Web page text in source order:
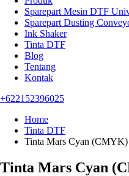
Sparepart Mesin DTF
Sparepart Dusting
Ink Shaker
Tinta DTF
Blog
Tentang
Kontak
+622152396025
Home
Tinta DTF
Tinta Mars Cyan (CMYK)
Tinta Mars Cyan